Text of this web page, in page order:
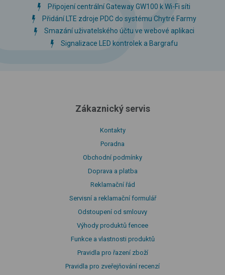
Připojení centrální Gateway GW100 k Wi-Fi síti
Přidání LTE zdroje PDC do systému Chytré Farmy
Smazání uživatelského účtu ve webové aplikaci
Signalizace LED kontrolek a Bargrafu
Zákaznický servis
Kontakty
Poradna
Obchodní podmínky
Doprava a platba
Reklamační řád
Servisní a reklamační formulář
Odstoupení od smlouvy
Výhody produktů fencee
Funkce a vlastnosti produktů
Pravidla pro řazení zboží
Pravidla pro zveřejňování recenzí